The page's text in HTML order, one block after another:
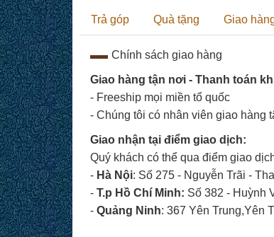
Trả góp Quà tặng Giao
Chính sách giao hàng
Giao hàng tận nơi - Thanh toán
- Freeship mọi miền tổ quốc
- Chúng tôi có nhân viên giao hàng
Giao nhận tại điểm giao dịch:
Quý khách có thể qua điểm giao
- Hà Nội: Số 275 - Nguyễn Trãi -
- T.p Hồ Chí Minh: Số 382 - Huỳnh
- Quảng Ninh: 367 Yên Trung,Yên